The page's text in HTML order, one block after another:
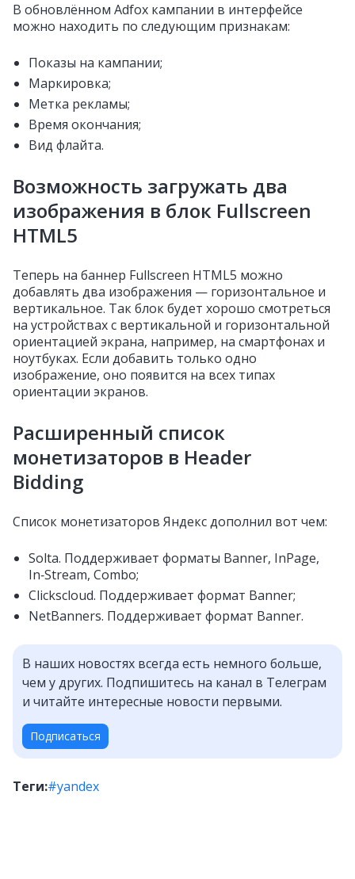
В обновлённом Adfox кампании в интерфейсе
можно находить по следующим признакам:
Показы на кампании;
Маркировка;
Метка рекламы;
Время окончания;
Вид флайта.
Возможность загружать два
изображения в блок Fullscreen
HTML5
Теперь на баннер Fullscreen HTML5 можно
добавлять два изображения — горизонтальное и
вертикальное. Так блок будет хорошо смотреться
на устройствах с вертикальной и горизонтальной
ориентацией экрана, например, на смартфонах и
ноутбуках. Если добавить только одно
изображение, оно появится на всех типах
ориентации экранов.
Расширенный список
монетизаторов в Header
Bidding
Список монетизаторов Яндекс дополнил вот чем:
Solta. Поддерживает форматы Banner, InPage,
In‑Stream, Сombo;
Clickscloud. Поддерживает формат Banner;
NetBanners. Поддерживает формат Banner.
В наших новостях всегда есть немного больше,
чем у других. Подпишитесь на канал в Телеграм
и читайте интересные новости первыми.
Подписаться
Теги:#yandex